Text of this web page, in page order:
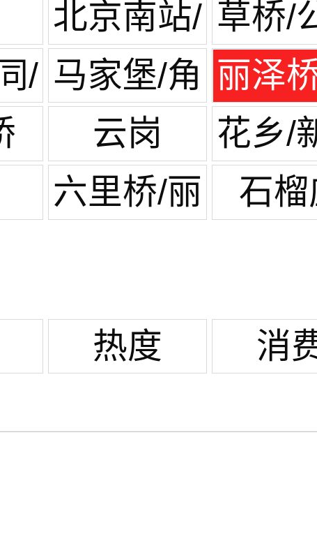
六里桥
园
北京南站/
开阳里
草桥/
西
/ 马家堡/角
门
丽泽
管
云岗
花乡/
地
六里桥/丽
石榴
热度 消